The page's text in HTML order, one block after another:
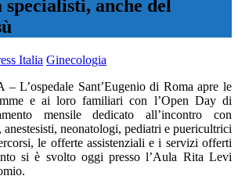
specialisti, anche del
Italia Ginecologia
– L’ospedale Sant’Eugenio di Roma apre le
e ai loro familiari con l’Open Day di
mensile dedicato all’incontro con
neonatologi, pediatri e puericultrici
le offerte assistenziali e i servizi offerti
si è svolto oggi presso l’Aula Rita Levi